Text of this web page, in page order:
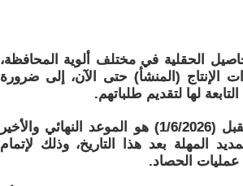
الحقلية في مختلف ألوية المحافظة،
الإنتاج (المنشأ) حتى الآن، إلى ضرورة
لها لتقديم طلباتهم.
​وأكدت المديرية أن يوم الأول من حزيران المقبل (1/6/2026) هو الموعد النهائي والأخير
المهلة بعد هذا التاريخ، وذلك لإتمام
عمليات الحصاد.